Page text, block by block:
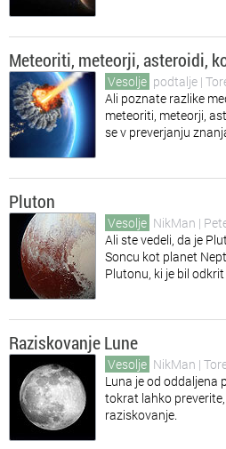
Meteoriti, meteorji, asteroidi,
Vesolje podtalje |
Ali poznate razlike
meteoriti, meteorji,
se v preverjanju
Pluton
Vesolje NikMan |
Ali ste vedeli, da je
Soncu kot planet
Plutonu, ki je bil
Raziskovanje Lune
Vesolje NikMan |
Luna je od oddaljena
tokrat lahko
raziskovanje.